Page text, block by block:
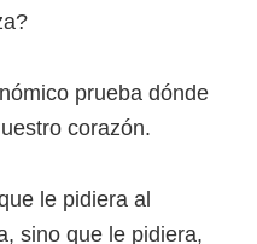
prueba dónde
corazón.
le pidiera al
sino que le pidiera,